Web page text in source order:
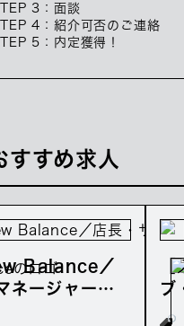
3：面談
4：紹介可否のご連絡
5：内定獲得！
すすめ求人
Balance／
ネージャーの
収370万～
ブ